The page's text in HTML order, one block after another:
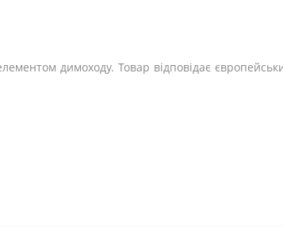
димоходу. Товар відповідає